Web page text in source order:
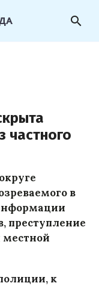
search
частного
в
преступление
местной
к